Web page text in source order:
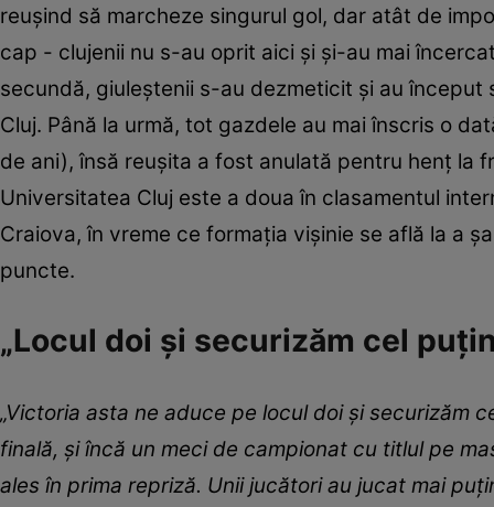
reușind să marcheze singurul gol, dar atât de
cap - clujenii nu s-au oprit aici și și-au mai
secundă, giuleștenii s-au dezmeticit și au început
Cluj. Până la urmă, tot gazdele au mai înscris o
de ani), însă reușita a fost anulată pentru henţ la
Universitatea Cluj este a doua în clasamentul
Craiova, în vreme ce formația vișinie se află la a
puncte.
„Locul doi și securizăm cel
„Victoria asta ne aduce pe locul doi și securizăm
finală, și încă un meci de campionat cu titlul pe
ales în prima repriză. Unii jucători au jucat mai